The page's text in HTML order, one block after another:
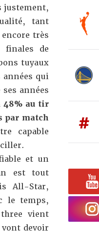
justement,
tant
très
finales de
tuyaux
années qui
années
48% au tir
par match
capable
et un
est tout
All-Star,
le temps,
vient
devoir